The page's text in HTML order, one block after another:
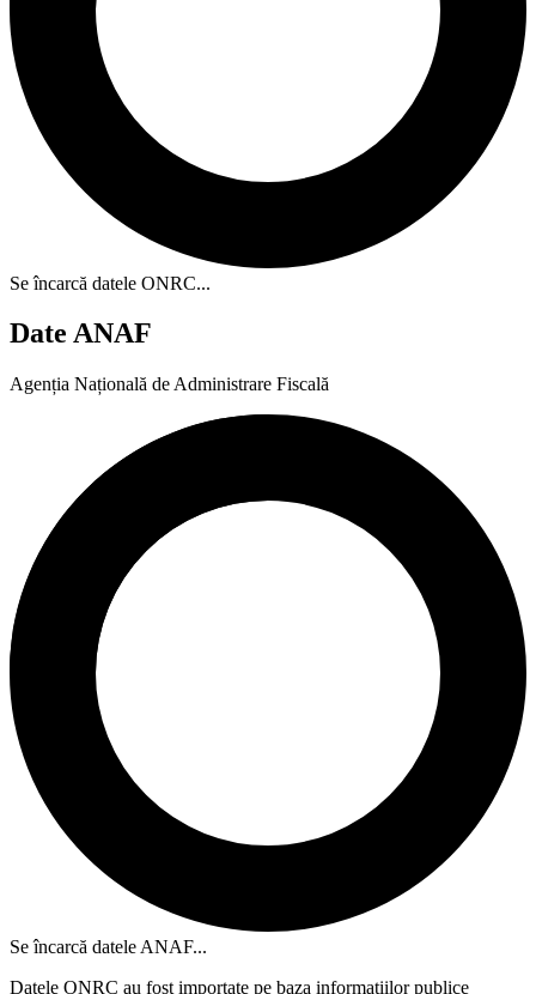
Se încarcă datele ONRC...
Date ANAF
Agenția Națională de Administrare Fiscală
Se încarcă datele ANAF...
Datele ONRC au fost importate pe baza informațiilor publice